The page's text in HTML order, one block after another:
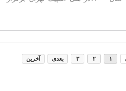
بعدی آخرین